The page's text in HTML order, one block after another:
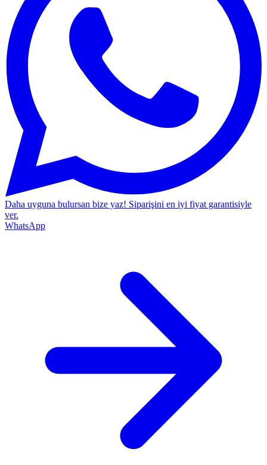
Daha uyguna bulursan bize yaz! Siparişini en iyi fiyat garantisiyle
ver.
WhatsApp